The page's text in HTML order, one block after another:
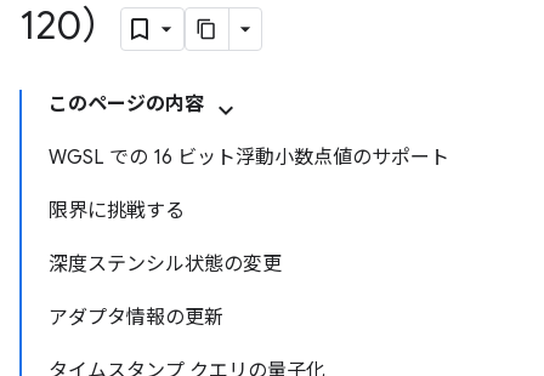
120）
このページの内容
WGSL での 16 ビット浮動小数点値のサポート
限界に挑戦する
深度ステンシル状態の変更
アダプタ情報の更新
タイムスタンプ クエリの量子化